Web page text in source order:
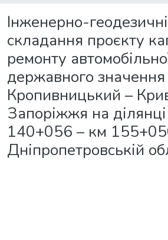
Інженерно-
складання проєкту
ремонту
державного
Кропивницький –
Запоріжжя на
140+056 – км
Дніпропетровській